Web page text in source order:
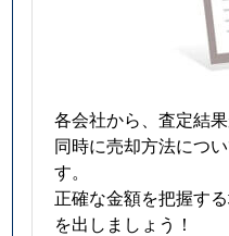
各会社から、査定結果
同時に売却方法につ
す。
正確な金額を把握す
を出しましょう！